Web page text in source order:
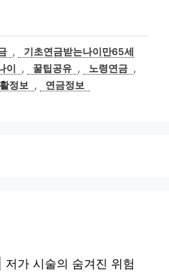
,
기초연금받는나이만65세
이 , 꿀팁공유 , 노령연금 ,
정보 , 연금정보
가 시술의 숨겨진 위험